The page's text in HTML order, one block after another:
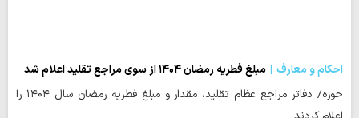
احکام و معارف
مبلغ فطریه رمضان ۱۴۰۴ از سوی مراجع تقلید اعلام شد
حوزه/ دفاتر مراجع عظام تقلید، مقدار و مبلغ فطریه رمضان سال ۱۴۰۴ را